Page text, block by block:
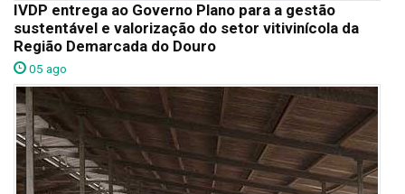
IVDP entrega ao Governo Plano para a gestão
sustentável e valorização do setor vitivinícola da
Região Demarcada do Douro
05 ago